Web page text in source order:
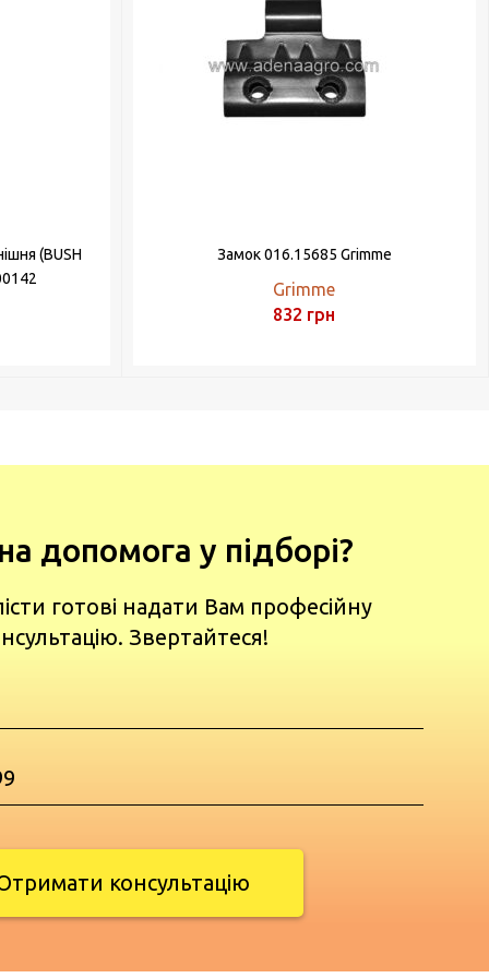
(BUSH
Замок 016.15685 Grimme
Grimme
832 грн
допомога у підборі?
готові надати Вам професійну
Звертайтеся!
консультацію